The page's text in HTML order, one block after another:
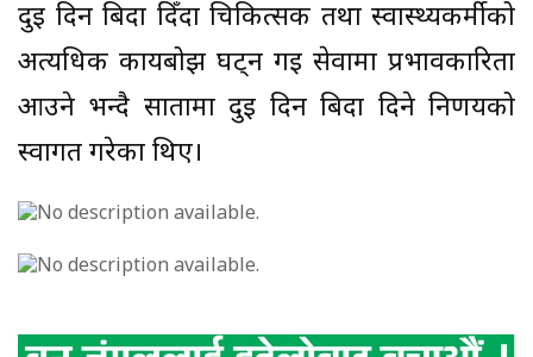
दुई दिन बिदा दिँदा चिकित्सक तथा स्वास्थ्यकर्मीको
अत्यधिक कार्यबोझ घट्न गइ सेवामा प्रभावकारिता
आउने भन्दै सातामा दुई दिन बिदा दिने निर्णयको
स्वागत गरेका थिए।